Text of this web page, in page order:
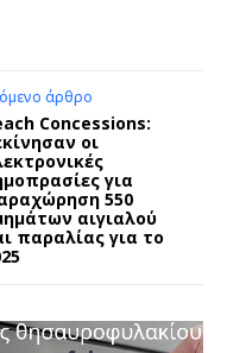
άρθρο
Concessions:
οι
για
550
αιγιαλού
παραλίας για το